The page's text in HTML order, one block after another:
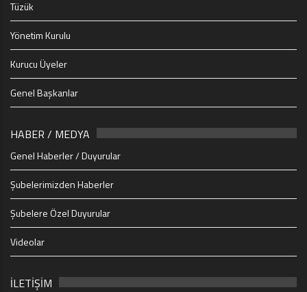
Tüzük
Yönetim Kurulu
Kurucu Üyeler
Genel Başkanlar
HABER / MEDYA
Genel Haberler / Duyurular
Şubelerimizden Haberler
Şubelere Özel Duyurular
Videolar
İLETİŞİM